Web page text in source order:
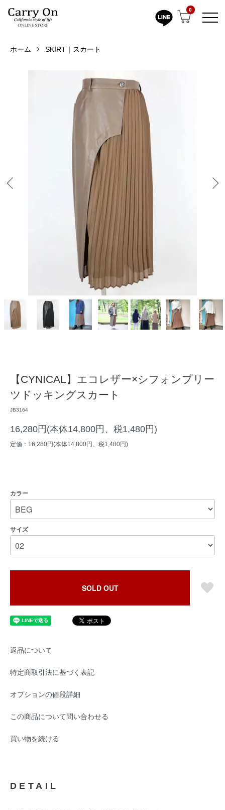
0
ホーム SKIRT｜スカート
【CYNICAL】エコレザー×シフォンプリー
ツドッキングスカート
JB3164
16,280円(本体14,800円、税1,480円)
定価：16,280円(本体14,800円、税1,480円)
カラー
サイズ
SOLD OUT
返品について
特定商取引法に基づく表記
オプションの値段詳細
この商品について問い合わせる
買い物を続ける
DETAIL